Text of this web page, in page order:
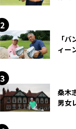
「
ィー
桑木
男女